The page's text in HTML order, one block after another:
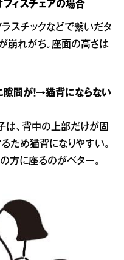
ィスチェアの場合
スチックなどで繋いだタ
崩れがち。座面の高さは
間が！→猫背にならない
は、背中の上部だけが固
ため猫背になりやすい。
方に座るのがベター。